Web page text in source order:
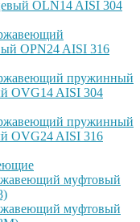
OLN14 AISI 304
OPN24 AISI 316
пружинный
OVG14 AISI 304
пружинный
OVG24 AISI 316
муфтовый
муфтовый